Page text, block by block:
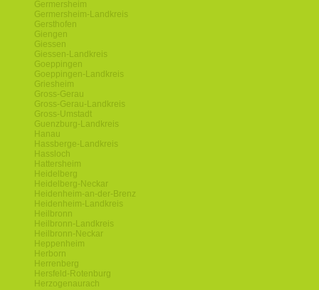
Germersheim
Germersheim-Landkreis
Gersthofen
Giengen
Giessen
Giessen-Landkreis
Goeppingen
Goeppingen-Landkreis
Griesheim
Gross-Gerau
Gross-Gerau-Landkreis
Gross-Umstadt
Guenzburg-Landkreis
Hanau
Hassberge-Landkreis
Hassloch
Hattersheim
Heidelberg
Heidelberg-Neckar
Heidenheim-an-der-Brenz
Heidenheim-Landkreis
Heilbronn
Heilbronn-Landkreis
Heilbronn-Neckar
Heppenheim
Herborn
Herrenberg
Hersfeld-Rotenburg
Herzogenaurach